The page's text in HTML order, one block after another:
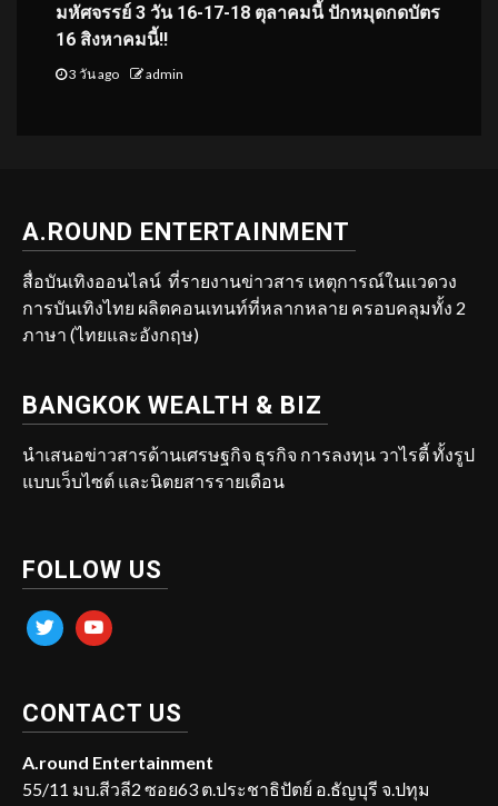
มหัศจรรย์ 3 วัน 16-17-18 ตุลาคมนี้ ปักหมุดกดบัตร
16 สิงหาคมนี้!!
3 วัน ago admin
A.ROUND ENTERTAINMENT
สื่อบันเทิงออนไลน์ ที่รายงานข่าวสาร เหตุการณ์ในแวดวง
การบันเทิงไทย ผลิตคอนเทนท์ที่หลากหลาย ครอบคลุมทั้ง 2
ภาษา (ไทยและอังกฤษ)
BANGKOK WEALTH & BIZ
นำเสนอข่าวสารด้านเศรษฐกิจ ธุรกิจ การลงทุน วาไรตี้ ทั้งรูป
แบบเว็บไซต์ และนิตยสารรายเดือน
FOLLOW US
twitter youtube
CONTACT US
A.round Entertainment
55/11 มบ.สีวลี2 ซอย63 ต.ประชาธิปัตย์ อ.ธัญบุรี จ.ปทุม